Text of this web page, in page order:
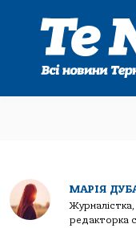
МАРІЯ
Журналістка,
редакторка